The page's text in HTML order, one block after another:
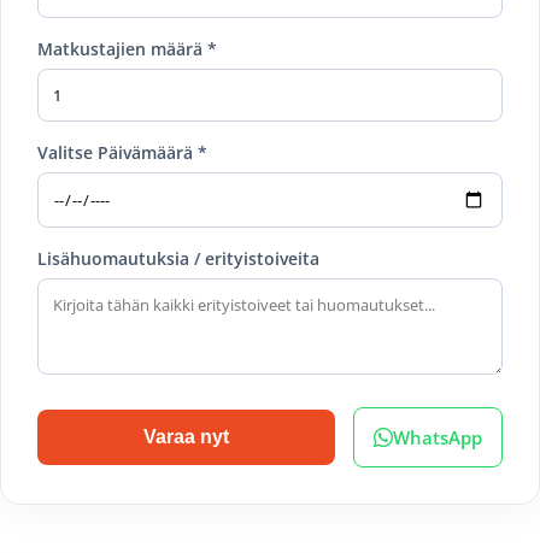
Matkustajien määrä *
Valitse Päivämäärä *
Lisähuomautuksia / erityistoiveita
Varaa nyt WhatsApp